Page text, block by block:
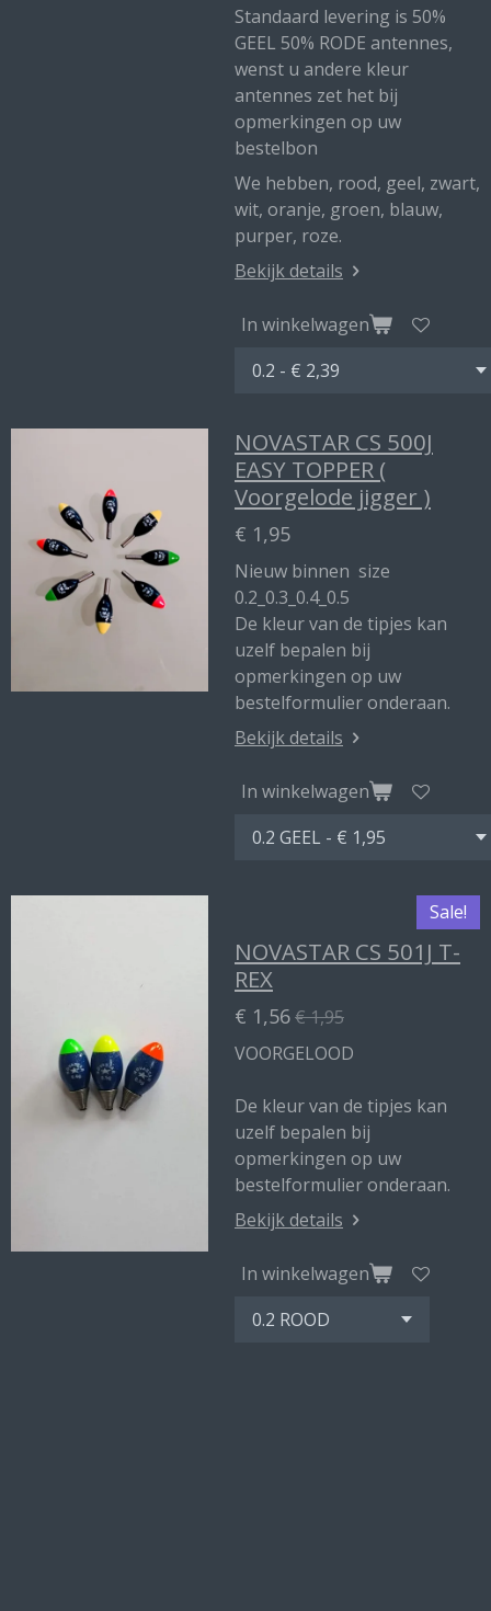
Standaard levering is 50%
GEEL 50% RODE antennes,
wenst u andere kleur
antennes zet het bij
opmerkingen op uw
bestelbon
We hebben, rood, geel, zwart,
wit, oranje, groen, blauw,
purper, roze.
Bekijk details
In winkelwagen
NOVASTAR CS 500J
EASY TOPPER (
Voorgelode jigger )
€ 1,95
Nieuw binnen size
0.2_0.3_0.4_0.5
De kleur van de tipjes kan
uzelf bepalen bij
opmerkingen op uw
bestelformulier onderaan.
Bekijk details
In winkelwagen
Sale!
NOVASTAR CS 501J T-
REX
€ 1,56€ 1,95
VOORGELOOD
De kleur van de tipjes kan
uzelf bepalen bij
opmerkingen op uw
bestelformulier onderaan.
Bekijk details
In winkelwagen